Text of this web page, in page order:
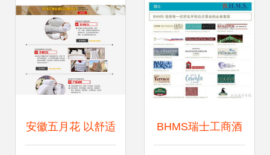
安徽五月花 以舒适 BHMS瑞士工商酒